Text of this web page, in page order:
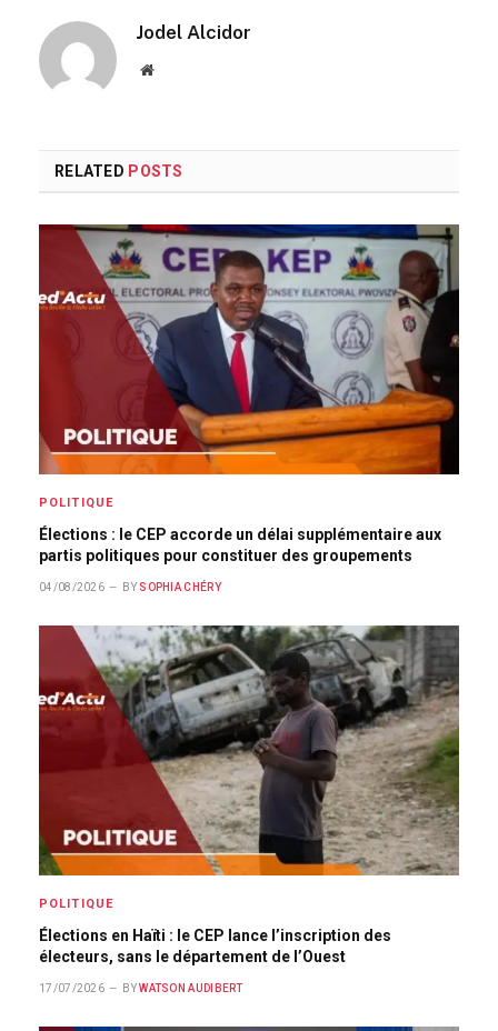
Jodel Alcidor
Website
RELATED POSTS
POLITIQUE
Élections : le CEP accorde un délai supplémentaire aux
partis politiques pour constituer des groupements
04/08/2026 BY SOPHIA CHÉRY
POLITIQUE
Élections en Haïti : le CEP lance l’inscription des
électeurs, sans le département de l’Ouest
17/07/2026 BY WATSON AUDIBERT